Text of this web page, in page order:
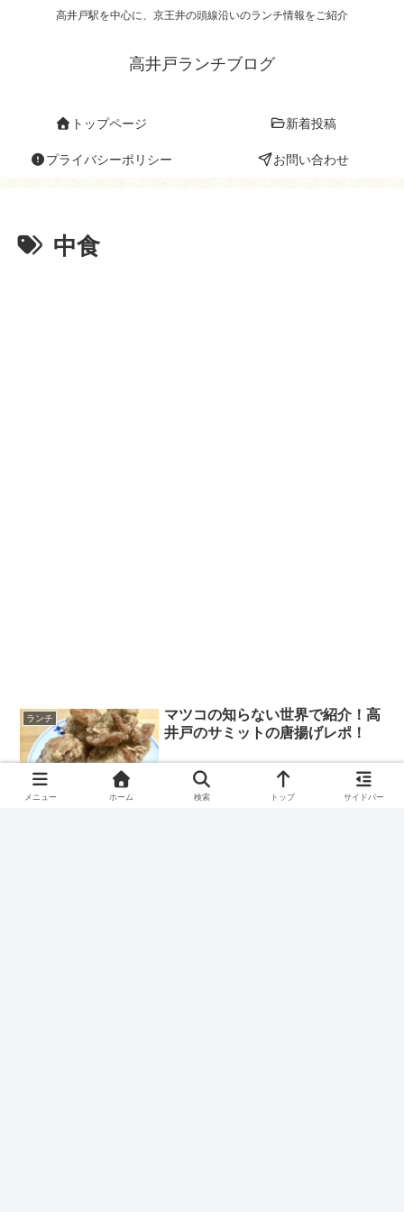
高井戸駅を中心に、京王井の頭線沿いのランチ情報をご紹介
高井戸ランチブログ
トップページ 新着投稿
プライバシーポリシー お問い合わせ
中食
ランチ
マツコの知らない世界で紹介！高
井戸のサミットの唐揚げレポ！
2019.04.11
メニュー ホーム 検索 トップ サイドバー